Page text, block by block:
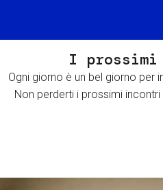
I
Ogni giorno è un bel giorno per
Non perderti i prossimi incontri